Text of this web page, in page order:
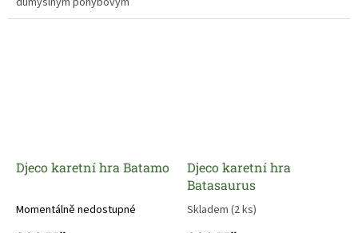
efektem.
Djeco karetní hra Batamo
Momentálně nedostupné
Djeco karetní hra
Batasaurus
Skladem (2 ks)